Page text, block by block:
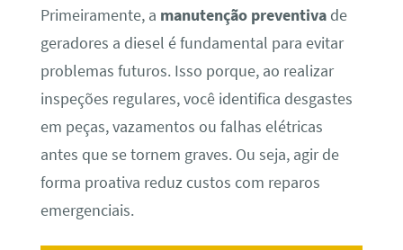
Primeiramente, a manutenção preventivade
geradores a diesel é fundamental para evitar
problemas futuros. Isso porque, ao realizar
inspeções regulares, você identifica desgastes
em peças, vazamentos ou falhas elétricas
antes que se tornem graves. Ou seja, agir de
forma proativa reduz custos com reparos
emergenciais.